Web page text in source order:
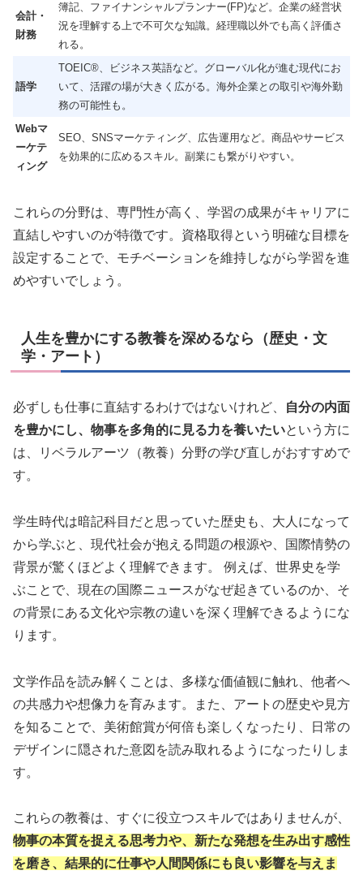
会計・
財務
簿記、ファイナンシャルプランナー(FP)など。企業の経営状
況を理解する上で不可欠な知識。経理職以外でも高く評価さ
れる。
語学
TOEIC®、ビジネス英語など。グローバル化が進む現代にお
いて、活躍の場が大きく広がる。海外企業との取引や海外勤
務の可能性も。
Webマ
ーケテ
ィング
SEO、SNSマーケティング、広告運用など。商品やサービス
を効果的に広めるスキル。副業にも繋がりやすい。
これらの分野は、専門性が高く、学習の成果がキャリアに
直結しやすいのが特徴です。資格取得という明確な目標を
設定することで、モチベーションを維持しながら学習を進
めやすいでしょう。
人生を豊かにする教養を深めるなら（歴史・文
学・アート）
必ずしも仕事に直結するわけではないけれど、
自分の内面
を豊かにし、物事を多角的に見る力を養いたいという方に
は、リベラルアーツ（教養）分野の学び直しがおすすめで
す。
学生時代は暗記科目だと思っていた歴史も、大人になって
から学ぶと、現代社会が抱える問題の根源や、国際情勢の
背景が驚くほどよく理解できます。 例えば、世界史を学
ぶことで、現在の国際ニュースがなぜ起きているのか、そ
の背景にある文化や宗教の違いを深く理解できるようにな
ります。
文学作品を読み解くことは、多様な価値観に触れ、他者へ
の共感力や想像力を育みます。また、アートの歴史や見方
を知ることで、美術館賞が何倍も楽しくなったり、日常の
デザインに隠された意図を読み取れるようになったりしま
す。
これらの教養は、すぐに役立つスキルではありませんが、
物事の本質を捉える思考力や、新たな発想を生み出す感性
を磨き、結果的に仕事や人間関係にも良い影響を与えま